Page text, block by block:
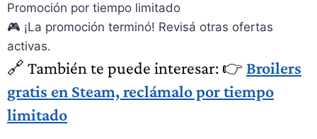
Promoción por tiempo limitado
🎮 ¡La promoción terminó! Revisá otras ofertas
activas.
🔗 También te puede interesar: 👉 Broilers
gratis en Steam, reclámalo por tiempo
limitado